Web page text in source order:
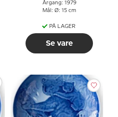
Årgang: 1979
Mål: Ø: 15 cm
PÅ LAGER
Se vare